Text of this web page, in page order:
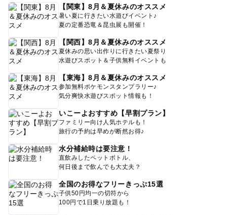
【関東】8月＆夏休みのオススメ
暑い夏に行きたい水遊びイベント♪
夏の定番恐竜＆昆虫展も開催！
【関西】8月＆夏休みのオススメ
夏休みの思い出作りに行きたい夏祭り
水遊びスポット＆子供無料イベントも
【東海】8月＆夏休みのオススメ
参加無料ポケモンスタンプラリー♪
気分爽快水遊びスポット情報も！
いこーよおすすめ【早割プラン】
ファミリー向け人気ホテルも！
旅行の予約は早めが断然お得♪
水分補給時は要注意！
直飲みしたペットボトル、
何日後まで飲んでも大丈夫？
全国のお得なフリーきっぷ15選
子供50円均一の切符から
100円で1日乗り放題も！